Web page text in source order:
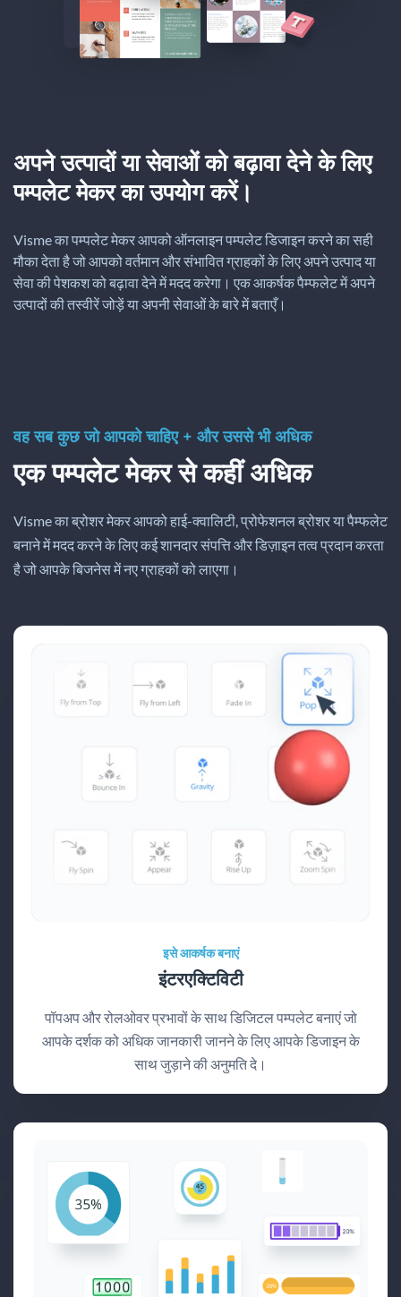
अपने उत्पादों या सेवाओं को बढ़ावा देने के लिए
पम्पलेट मेकर का उपयोग करें।
Visme का पम्पलेट मेकर आपको ऑनलाइन पम्पलेट डिजाइन करने का सही
मौका देता है जो आपको वर्तमान और संभावित ग्राहकों के लिए अपने उत्पाद या
सेवा की पेशकश को बढ़ावा देने में मदद करेगा। एक आकर्षक पैम्फलेट में अपने
उत्पादों की तस्वीरें जोड़ें या अपनी सेवाओं के बारे में बताएँ।
वह सब कुछ जो आपको चाहिए + और उससे भी अधिक
एक पम्पलेट मेकर से कहीं अधिक
Visme का ब्रोशर मेकर आपको हाई-क्वालिटी, प्रोफेशनल ब्रोशर या पैम्फलेट
बनाने में मदद करने के लिए कई शानदार संपत्ति और डिज़ाइन तत्व प्रदान करता
है जो आपके बिजनेस में नए ग्राहकों को लाएगा।
इसे आकर्षक बनाएं
इंटरएक्टिविटी
पॉपअप और रोलओवर प्रभावों के साथ डिजिटल पम्पलेट बनाएं जो
आपके दर्शक को अधिक जानकारी जानने के लिए आपके डिजाइन के
साथ जुड़ाने की अनुमति दे।